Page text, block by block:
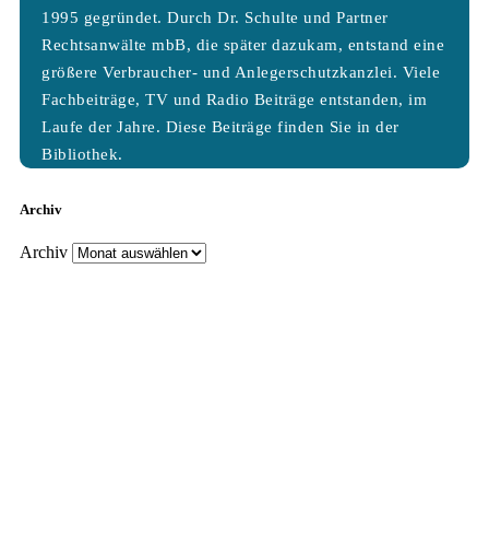
1995 gegründet. Durch Dr. Schulte und Partner
Rechtsanwälte mbB, die später dazukam, entstand eine
größere Verbraucher- und Anlegerschutzkanzlei. Viele
Fachbeiträge, TV und Radio Beiträge entstanden, im
Laufe der Jahre. Diese Beiträge finden Sie in der
Bibliothek.
Archiv
Archiv